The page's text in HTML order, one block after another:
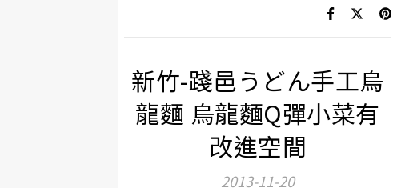
新竹-踐邑うどん手工烏
龍麵 烏龍麵Q彈小菜有
改進空間
2013-11-20